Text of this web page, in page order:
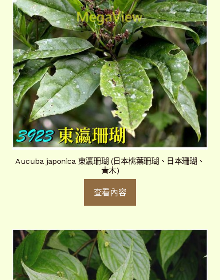
Aucuba japonica 東瀛珊瑚 (日本桃葉珊瑚、日本珊瑚、
青木)
查看內容